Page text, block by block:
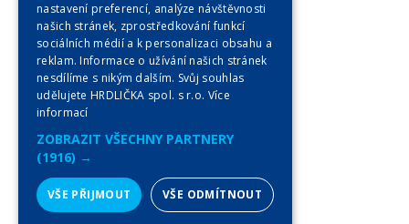
nastavení preferencí, analýze návštěvnosti
našich stránek, zprostředkování funkcí
sociálních médií a k personalizaci obsahu a
reklam. Informace o užívání našich stránek
nesdílíme s nikým dalším. Svůj souhlas
udělujete HRDLIČKA spol. s r.o. Více
informací
ZOBRAZIT VŠECHNY PARTNERY
(1916) →
VŠE PŘIJMOUT VŠE ODMÍTNOUT